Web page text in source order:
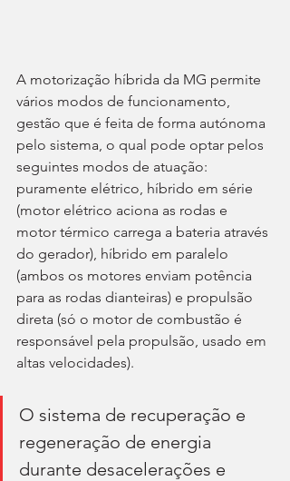
A motorização híbrida da MG permite
vários modos de funcionamento,
gestão que é feita de forma autónoma
pelo sistema, o qual pode optar pelos
seguintes modos de atuação:
puramente elétrico, híbrido em série
(motor elétrico aciona as rodas e
motor térmico carrega a bateria através
do gerador), híbrido em paralelo
(ambos os motores enviam potência
para as rodas dianteiras) e propulsão
direta (só o motor de combustão é
responsável pela propulsão, usado em
altas velocidades).
O sistema de recuperação e
regeneração de energia
durante desacelerações e